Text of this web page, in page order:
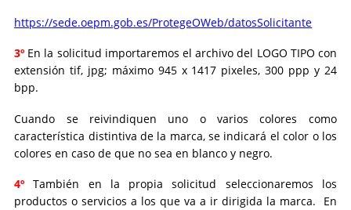
https://sede.oepm.gob.es/ProtegeOWeb/datosSolicitante
3º En la solicitud importaremos el archivo del LOGO TIPO con
extensión tif, jpg; máximo 945 x 1417 pixeles, 300 ppp y 24
bpp.
Cuando se reivindiquen uno o varios colores como
característica distintiva de la marca, se indicará el color o los
colores en caso de que no sea en blanco y negro.
4º También en la propia solicitud seleccionaremos los
productos o servicios a los que va a ir dirigida la marca. En